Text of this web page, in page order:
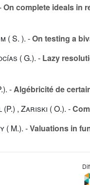
On complete ideals in
( S. ). -On testing a
( G.). - Lazy
-Algébricité de
(P.) , Zariski ( O.). -
( M.). -Valuations in